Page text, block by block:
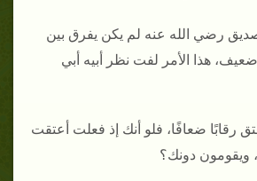
رضي الله عنه لم يكن يفرق بين
هذا الأمر لفت نظر أبيه أبي
رقابًا ضعافًا، فلو أنك إذ فعلت أعتقت
ويقومون دونك؟